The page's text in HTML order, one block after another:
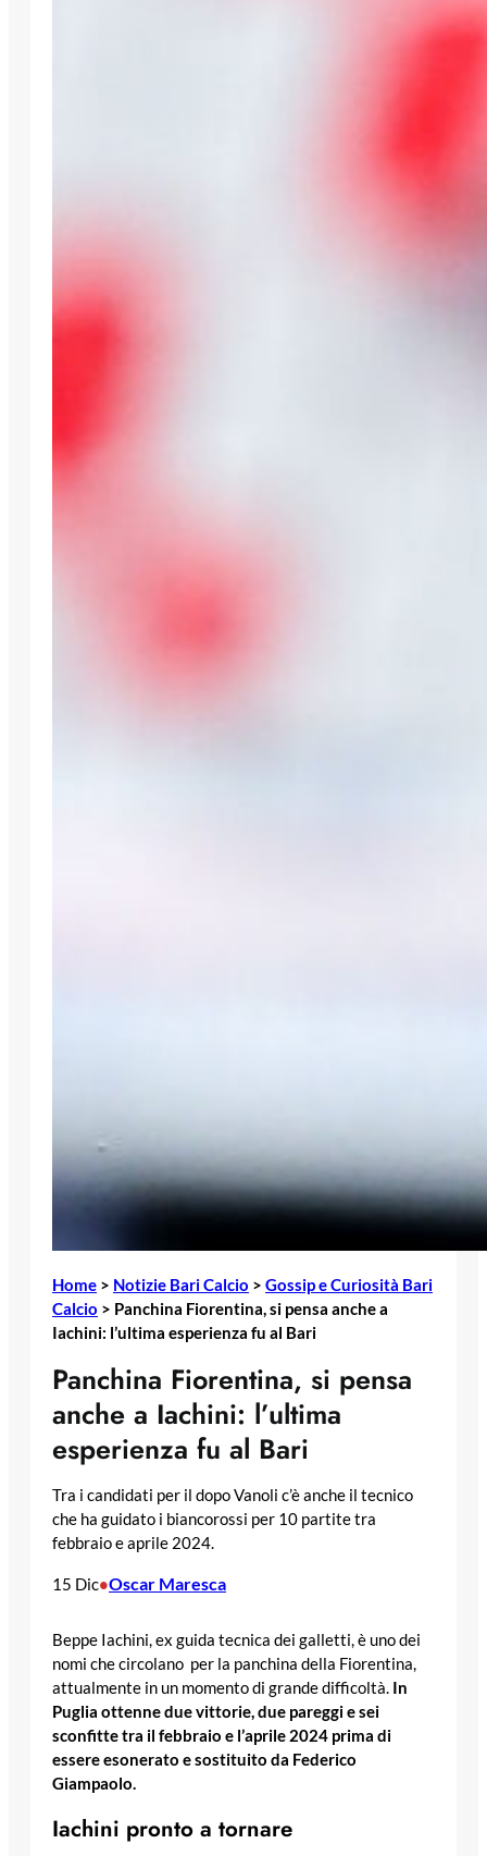
Home > Notizie Bari Calcio > Gossip e Curiosità Bari
Calcio > Panchina Fiorentina, si pensa anche a
Iachini: l’ultima esperienza fu al Bari
Panchina Fiorentina, si pensa
anche a Iachini: l’ultima
esperienza fu al Bari
Tra i candidati per il dopo Vanoli c’è anche il tecnico
che ha guidato i biancorossi per 10 partite tra
febbraio e aprile 2024.
15 Dic•Oscar Maresca
Beppe Iachini, ex guida tecnica dei galletti, è uno dei
nomi che circolano per la panchina della Fiorentina,
attualmente in un momento di grande difficoltà. In
Puglia ottenne due vittorie, due pareggi e sei
sconfitte tra il febbraio e l’aprile 2024 prima di
essere esonerato e sostituito da Federico
Giampaolo.
Iachini pronto a tornare